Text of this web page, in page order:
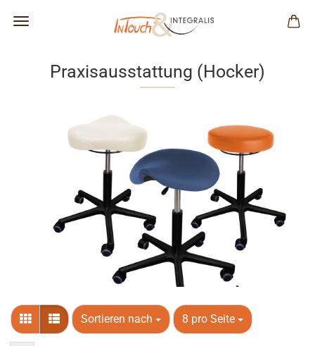
Praxisausstattung (Hocker)
Sortieren nach 8 pro Seite